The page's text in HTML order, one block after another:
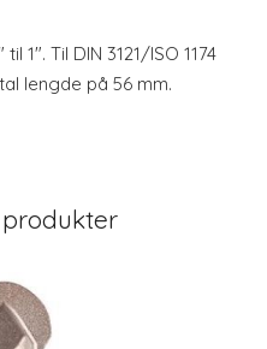
Til DIN 3121/ISO 1174
lengde på 56 mm.